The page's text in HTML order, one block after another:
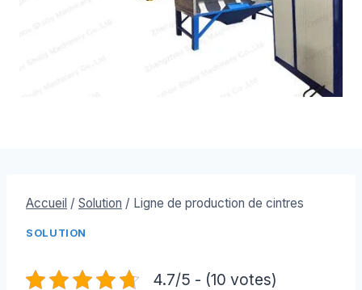
Accueil / Solution / Ligne de production de cintres
SOLUTION
4.7/5 - (10 votes)